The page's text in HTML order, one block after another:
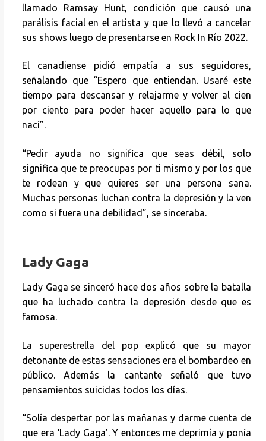
llamado Ramsay Hunt, condición que causó una
parálisis facial en el artista y que lo llevó a cancelar
sus shows luego de presentarse en Rock In Río 2022.
El canadiense pidió empatía a sus seguidores,
señalando que “Espero que entiendan. Usaré este
tiempo para descansar y relajarme y volver al cien
por ciento para poder hacer aquello para lo que
nací”.
“Pedir ayuda no significa que seas débil, solo
significa que te preocupas por ti mismo y por los que
te rodean y que quieres ser una persona sana.
Muchas personas luchan contra la depresión y la ven
como si fuera una debilidad”, se sinceraba.
Lady Gaga
Lady Gaga se sinceró hace dos años sobre la batalla
que ha luchado contra la depresión desde que es
famosa.
La superestrella del pop explicó que su mayor
detonante de estas sensaciones era el bombardeo en
público. Además la cantante señaló que tuvo
pensamientos suicidas todos los días.
“Solía despertar por las mañanas y darme cuenta de
que era ‘Lady Gaga’. Y entonces me deprimía y ponía